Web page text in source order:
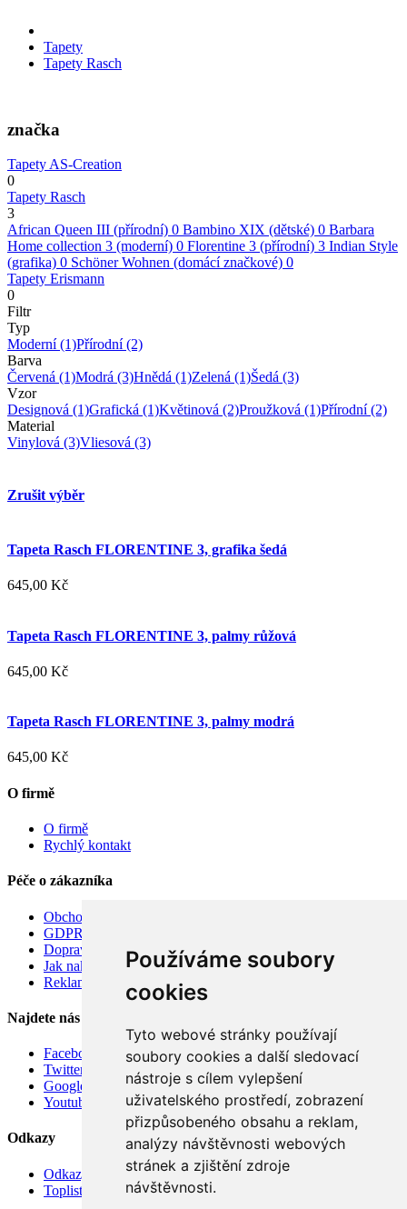
Používáme soubory
cookies
Tyto webové stránky používají
soubory cookies a další sledovací
nástroje s cílem vylepšení
uživatelského prostředí, zobrazení
přizpůsobeného obsahu a reklam,
analýzy návštěvnosti webových
stránek a zjištění zdroje
návštěvnosti.
Tapety
Tapety Rasch
značka
Tapety AS-Creation
0
Tapety Rasch
3
African Queen III (přírodní) 0 Bambino XIX (dětské) 0 Barbara
Home collection 3 (moderní) 0 Florentine 3 (přírodní) 3 Indian Style
(grafika) 0 Schöner Wohnen (domácí značkové) 0
Tapety Erismann
0
Filtr
Typ
Moderní(1)Přírodní(2)
Barva
Červená (1)Modrá (3)Hnědá (1)Zelená (1)Šedá (3)
Vzor
Designová (1)Grafická (1)Květinová (2)Proužková (1)Přírodní(2)
Material
Vinylová (3)Vliesová (3)
Zrušit výběr
Tapeta Rasch FLORENTINE 3, grafika šedá
645,00 Kč
Tapeta Rasch FLORENTINE 3, palmy růžová
645,00 Kč
Tapeta Rasch FLORENTINE 3, palmy modrá
645,00 Kč
O firmě
O firmě
Rychlý kontakt
Péče o zákazníka
Obchodní podmínky
GDPR
Doprava
Jak nakupovat
Reklamace
Najdete nás
Facebook
Twitter
Google
Youtube
Odkazy
Odkazy
Toplist